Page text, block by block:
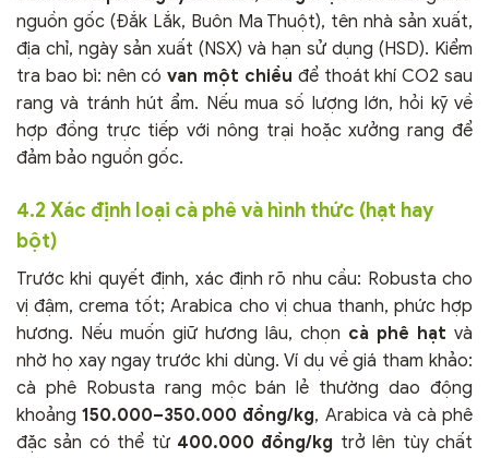
nguồn gốc (Đắk Lắk, Buôn Ma Thuột), tên nhà sản xuất,
địa chỉ, ngày sản xuất (NSX) và hạn sử dụng (HSD). Kiểm
tra bao bì: nên cóvan một chiều để thoát khí CO2 sau
rang và tránh hút ẩm. Nếu mua số lượng lớn, hỏi kỹ về
hợp đồng trực tiếp với nông trại hoặc xưởng rang để
đảm bảo nguồn gốc.
4.2 Xác định loại cà phê và hình thức (hạt hay
bột)
Trước khi quyết định, xác định rõ nhu cầu: Robusta cho
vị đậm, crema tốt; Arabica cho vị chua thanh, phức hợp
hương. Nếu muốn giữ hương lâu, chọn cà phê hạt và
nhờ họ xay ngay trước khi dùng. Ví dụ về giá tham khảo:
cà phê Robusta rang mộc bán lẻ thường dao động
khoảng150.000–350.000 đồng/kg, Arabica và cà phê
đặc sản có thể từ 400.000 đồng/kg trở lên tùy chất